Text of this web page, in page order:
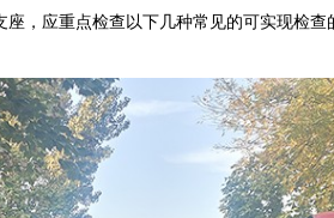
，应重点检查以下几种常见的可实现检